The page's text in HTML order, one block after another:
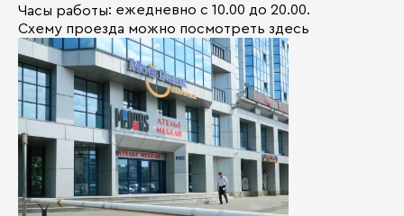
Часы работы: ежедневно с 10.00 до 20.00.
Схему проезда можно посмотреть здесь